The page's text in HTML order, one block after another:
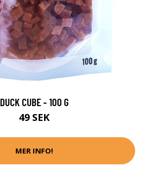
DUCK CUBE - 100 G
49 SEK
MER INFO!